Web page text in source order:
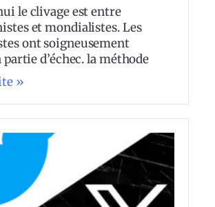
le clivage est entre
et mondialistes. Les
ont soigneusement
d’échec. la méthode
»